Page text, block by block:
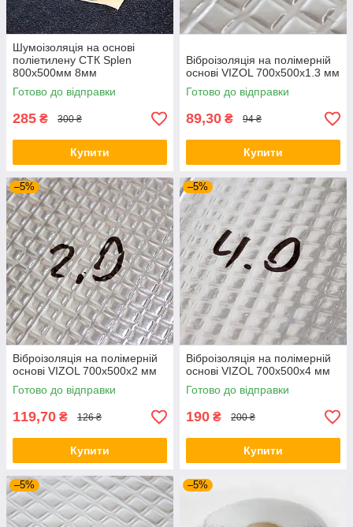
Шумоізоляція на основі
поліетилену СТК Splen
800х500мм 8мм
Готово до відправки
285 ₴ 300 ₴
Купити
Віброізоляція на полімерній
основі VIZOL 700х500х1.3 мм
Готово до відправки
89,30 ₴ 94 ₴
Купити
–5%
Віброізоляція на полімерній
основі VIZOL 700х500х2 мм
Готово до відправки
119,70 ₴ 126 ₴
Купити
–5%
Віброізоляція на полімерній
основі VIZOL 700х500х4 мм
Готово до відправки
190 ₴ 200 ₴
Купити
–5% –5%